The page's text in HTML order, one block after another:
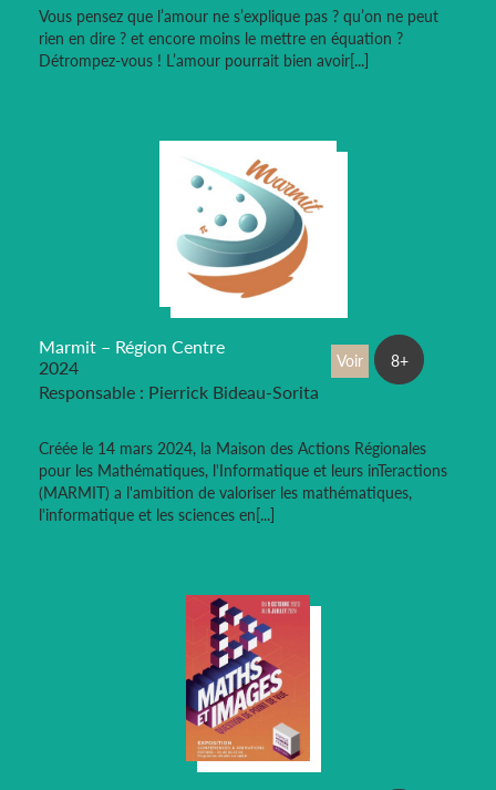
Vous pensez que l’amour ne s’explique pas ? qu’on ne peut
rien en dire ? et encore moins le mettre en équation ?
Détrompez-vous ! L’amour pourrait bien avoir[...]
Marmit – Région Centre
2024
Responsable : Pierrick Bideau-Sorita
Créée le 14 mars 2024, la Maison des Actions Régionales
pour les Mathématiques, l'Informatique et leurs inTeractions
(MARMIT) a l'ambition de valoriser les mathématiques,
l'informatique et les sciences en[...]
Voir 8+